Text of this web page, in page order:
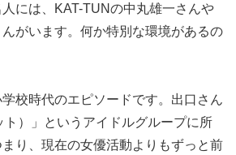
には、KAT-TUNの中丸雄一さんや
がいます。何か特別な環境があるの
校時代のエピソードです。出口さん
）」というアイドルグループに所
り、現在の女優活動よりもずっと前